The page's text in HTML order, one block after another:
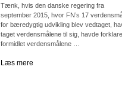
Tænk, hvis den danske regering fra
september 2015, hvor FN’s 17
for bæredygtig udvikling blev vedtaget,
taget verdensmålene til sig, havde
formidlet verdensmålene …
Læs mere